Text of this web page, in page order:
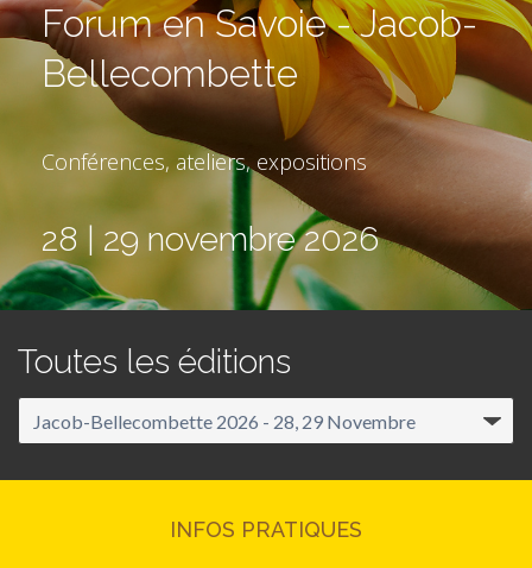
Forum en Savoie - Jacob-
Bellecombette
Conférences, ateliers, expositions
28 | 29 novembre 2026
Toutes les éditions
INFOS PRATIQUES